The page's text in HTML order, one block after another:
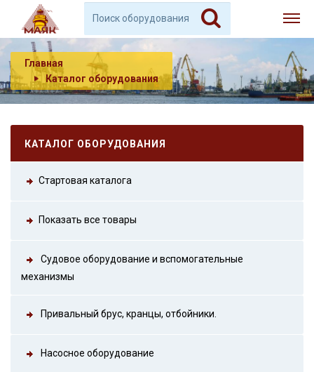
Главная
Каталог оборудования
КАТАЛОГ ОБОРУДОВАНИЯ
Стартовая каталога
Показать все товары
Судовое оборудование и вспомогательные
механизмы
Привальный брус, кранцы, отбойники.
Насосное оборудование